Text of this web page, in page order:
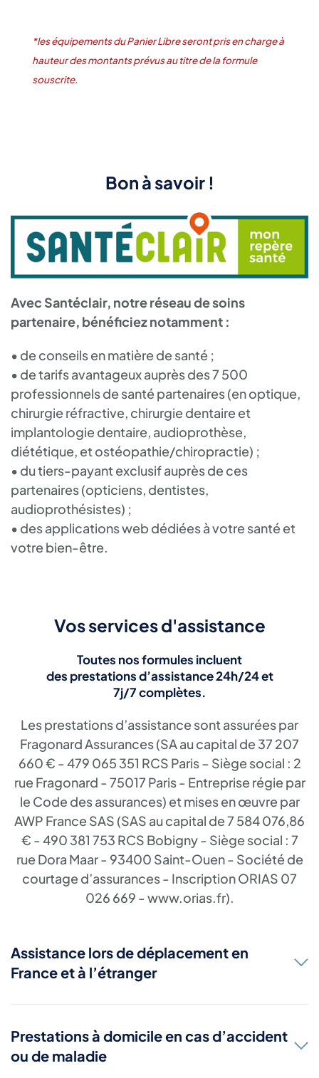
*les équipements du Panier Libre seront pris en charge à
hauteur des montants prévus au titre de la formule
souscrite.
Bon à savoir !
Avec Santéclair, notre réseau de soins
partenaire, bénéficiez notamment :
• de conseils en matière de santé ;
• de tarifs avantageux auprès des 7 500
professionnels de santé partenaires (en optique,
chirurgie réfractive, chirurgie dentaire et
implantologie dentaire, audioprothèse,
diététique, et ostéopathie/chiropractie) ;
• du tiers-payant exclusif auprès de ces
partenaires (opticiens, dentistes,
audioprothésistes) ;
• des applications web dédiées à votre santé et
votre bien-être.
Vos services d'assistance
Toutes nos formules incluent
des prestations d’assistance24h/24 et
7j/7complètes.
Les prestations d’assistance sont assurées par
Fragonard Assurances (SA au capital de 37 207
660 € - 479 065 351 RCS Paris – Siège social : 2
rue Fragonard - 75017 Paris - Entreprise régie par
le Code des assurances) et mises en œuvre par
AWP France SAS (SAS au capital de 7 584 076,86
€ - 490 381 753 RCS Bobigny - Siège social : 7
rue Dora Maar - 93400 Saint-Ouen - Société de
courtage d’assurances - Inscription ORIAS 07
026 669 - www.orias.fr).
Assistance lors de déplacement en
France et à l’étranger
Prestations à domicile en cas d’accident
ou de maladie